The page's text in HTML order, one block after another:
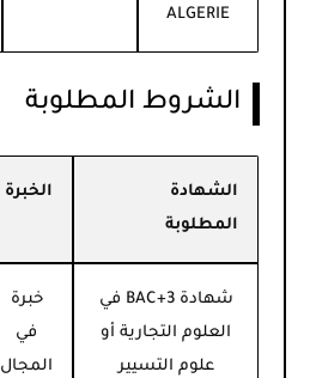
ALGERIE
الشروط المطلوبة
الشهادة
المطلوبة
الخبرة
شهادة BAC+3 في
العلوم التجارية أو
علوم التسيير
خبرة
في
المجال